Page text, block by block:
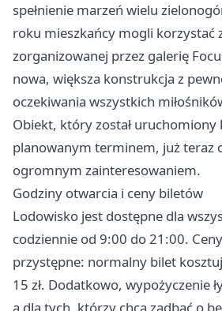
spełnienie marzeń wielu
roku mieszkańcy mogli korzystać
zorganizowanej przez galerię
nowa, większa konstrukcja z
oczekiwania wszystkich
Obiekt, który został uruchomiony
planowanym terminem, już teraz
ogromnym zainteresowaniem.
Godziny otwarcia i ceny biletów
Lodowisko jest dostępne dla
codziennie od 9:00 do 21:00.
przystępne: normalny bilet
15 zł. Dodatkowo, wypożyczenie